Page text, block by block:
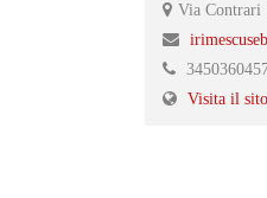
Via Contrari
Visita il sito